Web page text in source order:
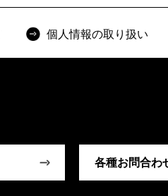
個人情報の取り扱い
各種お問合わ